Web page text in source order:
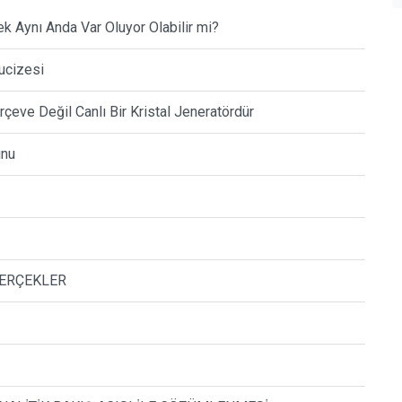
Aynı Anda Var Oluyor Olabilir mi?
Değil Canlı Bir Kristal Jeneratördür